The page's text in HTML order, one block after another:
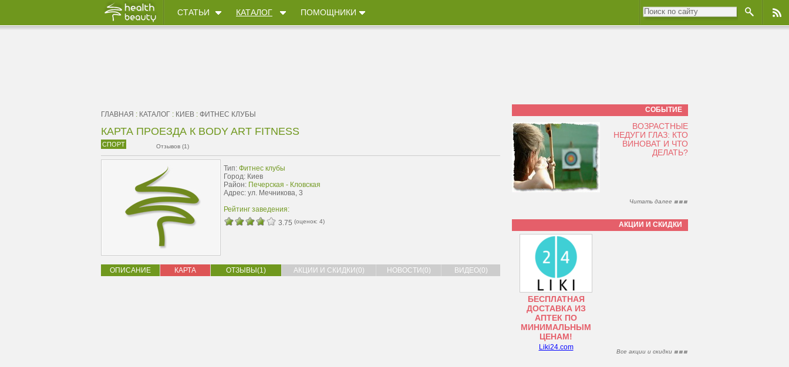
СТАТЬИ КАТАЛОГ ПОМОЩНИКИ
ГЛАВНАЯ : КАТАЛОГ : КИЕВ : ФИТНЕС КЛУБЫ
КАРТА ПРОЕЗДА К BODY ART FITNESS
СПОРТ Отзывов (1)
Тип: Фитнес клубы
Город: Киев
Район: Печерская - Кловская
Адрес: ул. Мечникова, 3
Рейтинг заведения:
3.75 (оценок: 4)
ОПИСАНИЕ КАРТА ОТЗЫВЫ(1) АКЦИИ И СКИДКИ(0) НОВОСТИ(0) ВИДЕО(0)
СОБЫТИЕ
ВОЗРАСТНЫЕ
НЕДУГИ ГЛАЗ: КТО
ВИНОВАТ И ЧТО
ДЕЛАТЬ?
Читать далее
АКЦИИ И СКИДКИ
БЕСПЛАТНАЯ
ДОСТАВКА ИЗ
АПТЕК ПО
МИНИМАЛЬНЫМ
ЦЕНАМ!
Liki24.com
Все акции и скидки